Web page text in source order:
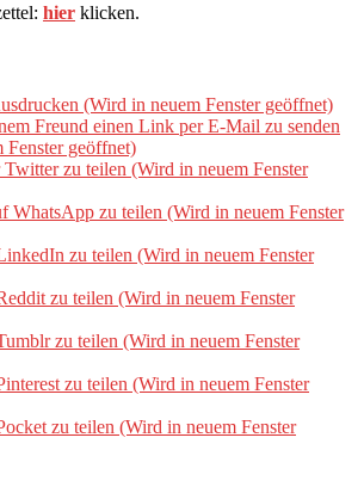
hier klicken.
(Wird in neuem Fenster geöffnet)
Freund einen Link per E-Mail zu senden
Fenster geöffnet)
zu teilen (Wird in neuem Fenster
WhatsApp zu teilen (Wird in neuem Fenster
zu teilen (Wird in neuem Fenster
zu teilen (Wird in neuem Fenster
zu teilen (Wird in neuem Fenster
zu teilen (Wird in neuem Fenster
zu teilen (Wird in neuem Fenster